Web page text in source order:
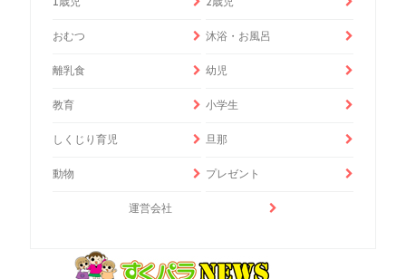
おむつ 沐浴・お風呂
離乳食 幼児
教育 小学生
しくじり育児 旦那
動物 プレゼント
運営会社